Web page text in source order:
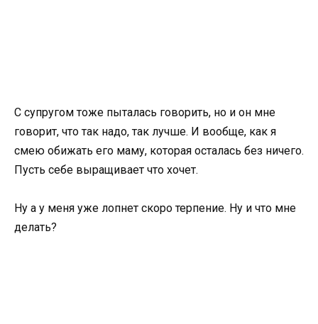
С супругом тоже пыталась говорить, но и он мне
говорит, что так надо, так лучше. И вообще, как я
смею обижать его маму, которая осталась без ничего.
Пусть себе выращивает что хочет.
Ну а у меня уже лопнет скоро терпение. Ну и что мне
делать?